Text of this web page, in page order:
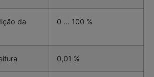
da
0 … 100 %
0,01 %